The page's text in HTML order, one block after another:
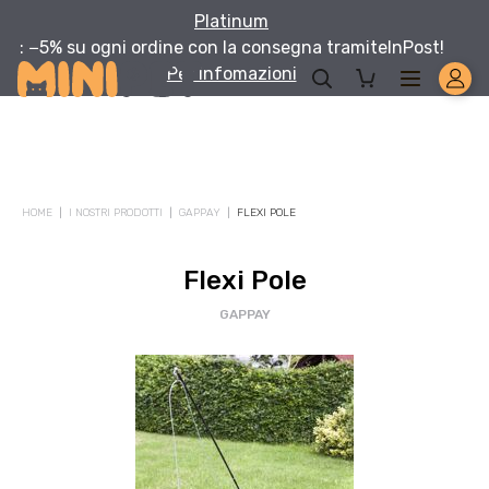
Platinum
: −5% su ogni ordine con la consegna tramiteInPost!
Per infomazioni
HOME I NOSTRI PRODOTTI GAPPAY FLEXI POLE
Flexi Pole
GAPPAY